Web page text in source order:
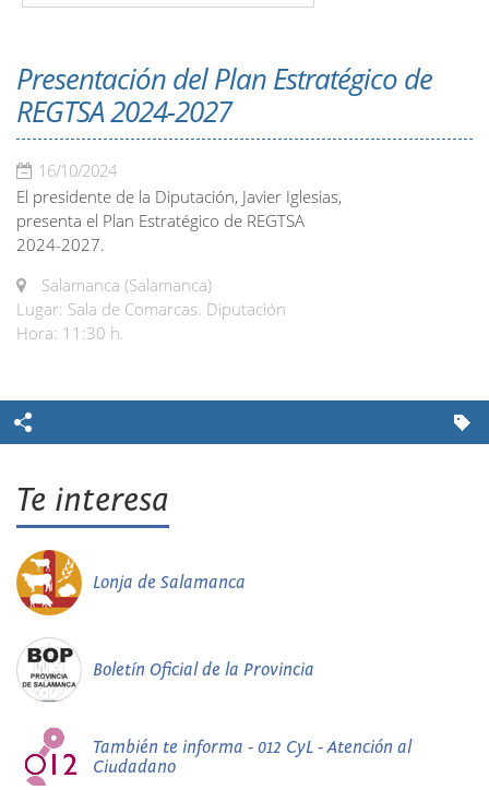
Presentación del Plan Estratégico de
REGTSA 2024-2027
16/10/2024
El presidente de la Diputación, Javier Iglesias,
presenta el Plan Estratégico de REGTSA
2024-2027.
Salamanca (Salamanca)
Lugar: Sala de Comarcas. Diputación
Hora: 11:30 h.
Te interesa
Lonja de Salamanca
Boletín Oficial de la Provincia
También te informa - 012 CyL - Atención al
Ciudadano